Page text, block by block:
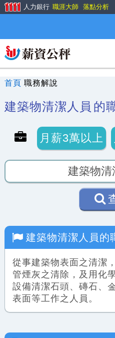
人力銀行 職涯大師 落點分析
首頁 職務解說
建築物清潔人員 的
月薪3萬以上
建築物清潔人員 的
從事建築物表面之清潔
管煙灰之清除，及用化
設備清潔石頭、磚石、
表面等工作之人員。